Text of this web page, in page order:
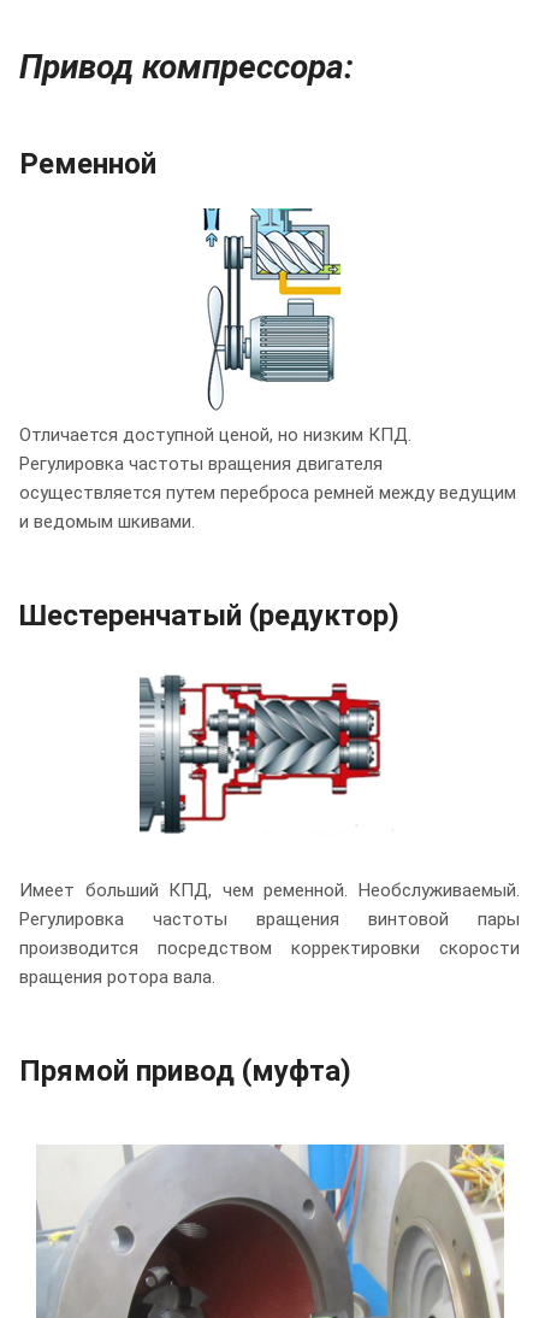
Привод компрессора:
Ременной
Отличается доступной ценой, но низким КПД.
Регулировка частоты вращения двигателя
осуществляется путем переброса ремней между ведущим
и ведомым шкивами.
Шестеренчатый (редуктор)
Имеет больший КПД, чем ременной. Необслуживаемый.
Регулировка частоты вращения винтовой пары
производится посредством корректировки скорости
вращения ротора вала.
Прямой привод (муфта)